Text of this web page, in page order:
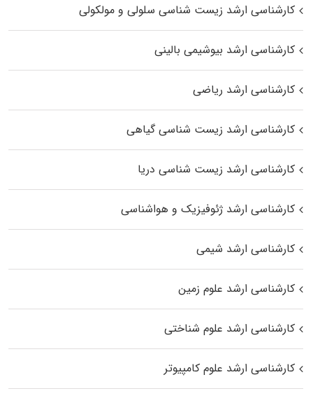
کارشناسی ارشد زیست شناسی سلولی و مولکولی
کارشناسی ارشد بیوشیمی بالینی
کارشناسی ارشد ریاضی
کارشناسی ارشد زیست‌ شناسی گیاهی
کارشناسی ارشد زیست‌ شناسی دریا
کارشناسی ارشد ژئوفیزیک و هواشناسی
کارشناسی ارشد شیمی
کارشناسی ارشد علوم زمین
کارشناسی ارشد علوم شناختی
کارشناسی ارشد علوم کامپیوتر